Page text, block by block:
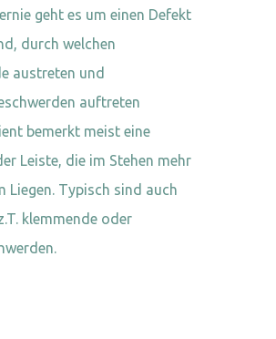
geht es um einen Defekt
durch welchen
austreten und
auftreten
bemerkt meist eine
Leiste, die im Stehen mehr
Liegen. Typisch sind auch
klemmende oder